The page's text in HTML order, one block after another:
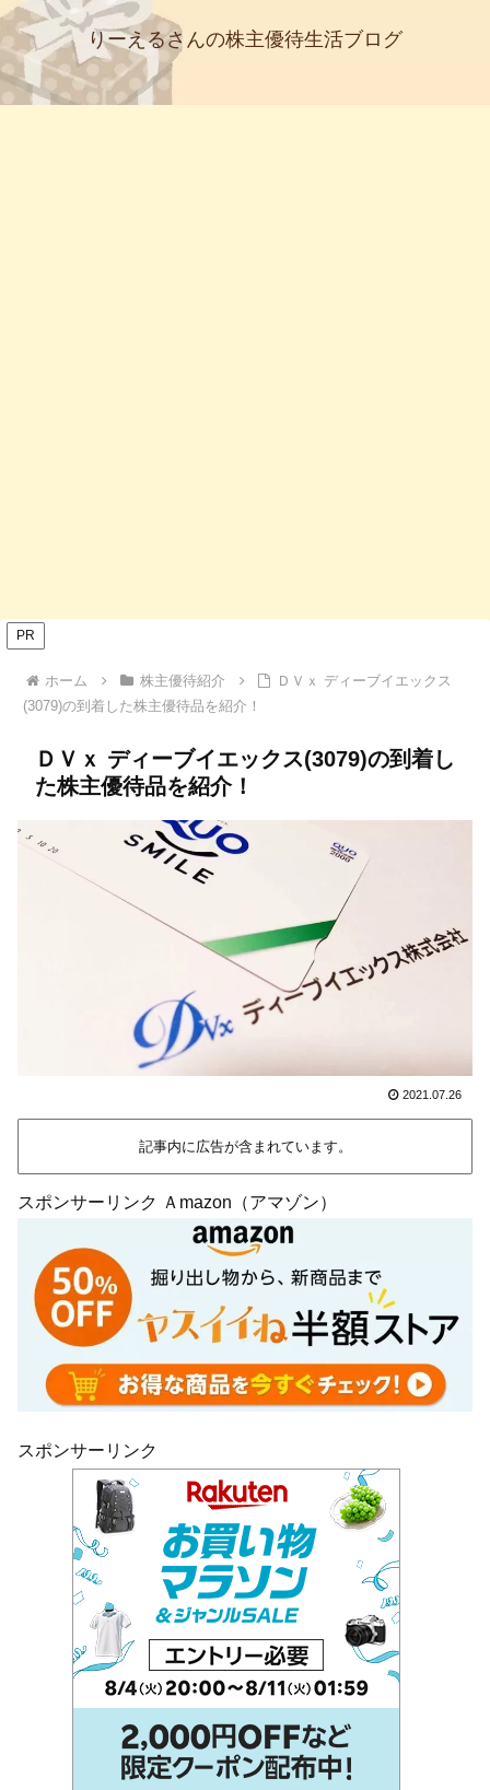
りーえるさんの株主優待生活ブログ
PR
ホーム 株主優待紹介
ＤＶｘ ディーブイエックス
(3079)の到着した株主優待品を紹介！
ＤＶｘ ディーブイエックス(3079)の到着し
た株主優待品を紹介！
2021.07.26
記事内に広告が含まれています。
スポンサーリンク Ａmazon（アマゾン）
スポンサーリンク